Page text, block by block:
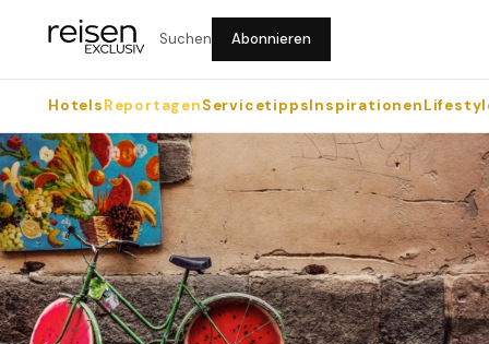
Suchen Abonnieren
HotelsReportagenServicetippsInspirationen